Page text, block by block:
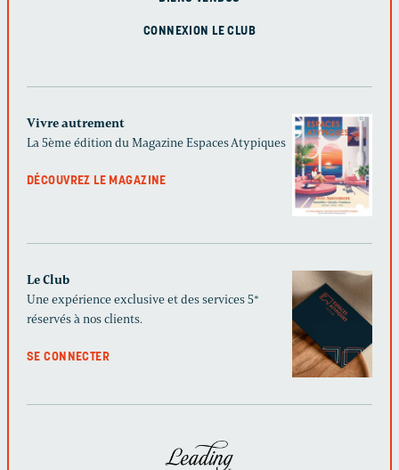
CONNEXION LE CLUB
Vivre autrement
La 5ème édition du Magazine Espaces Atypiques
DÉCOUVREZ LE MAGAZINE
Le Club
Une expérience exclusive et des services 5*
réservés à nos clients.
SE CONNECTER